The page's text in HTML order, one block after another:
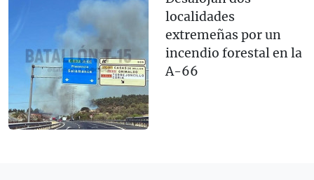
localidades
extremeñas por un
incendio forestal en la
A-66